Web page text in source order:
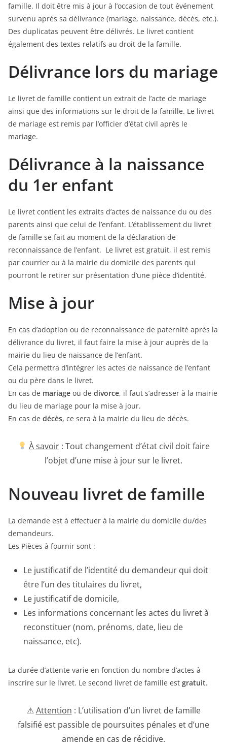
famille. Il doit être mis à jour à l’occasion de tout événement
survenu après sa délivrance (mariage, naissance, décès, etc.).
Des duplicatas peuvent être délivrés. Le livret contient
également des textes relatifs au droit de la famille.
Délivrance lors du mariage
Le livret de famille contient un extrait de l’acte de mariage
ainsi que des informations sur le droit de la famille. Le livret
de mariage est remis par l’officier d’état civil après le
mariage.
Délivrance à la naissance
du 1er enfant
Le livret contient les extraits d’actes de naissance du ou des
parents ainsi que celui de l’enfant. L’établissement du livret
de famille se fait au moment de la déclaration de
reconnaissance de l’enfant. Le livret est gratuit, il est remis
par courrier ou à la mairie du domicile des parents qui
pourront le retirer sur présentation d’une pièce d’identité.
Mise à jour
En cas d’adoption ou de reconnaissance de paternité après la
délivrance du livret, il faut faire la mise à jour auprès de la
mairie du lieu de naissance de l’enfant.
Cela permettra d’intégrer les actes de naissance de l’enfant
ou du père dans le livret.
En cas de mariage ou de divorce, il faut s’adresser à la mairie
du lieu de mariage pour la mise à jour.
En cas de décès, ce sera à la mairie du lieu de décès.
À savoir: Tout changement d’état civil doit faire
l’objet d’une mise à jour sur le livret.
Nouveau livret de famille
La demande est à effectuer à la mairie du domicile du/des
demandeurs.
Les Pièces à fournir sont :
Le justificatif de l’identité du demandeur qui doit
être l’un des titulaires du livret,
Le justificatif de domicile,
Les informations concernant les actes du livret à
reconstituer (nom, prénoms, date, lieu de
naissance, etc).
La durée d’attente varie en fonction du nombre d’actes à
inscrire sur le livret. Le second livret de famille est gratuit.
⚠Attention : L’utilisation d’un livret de famille
falsifié est passible de poursuites pénales et d’une
amende en cas de récidive.